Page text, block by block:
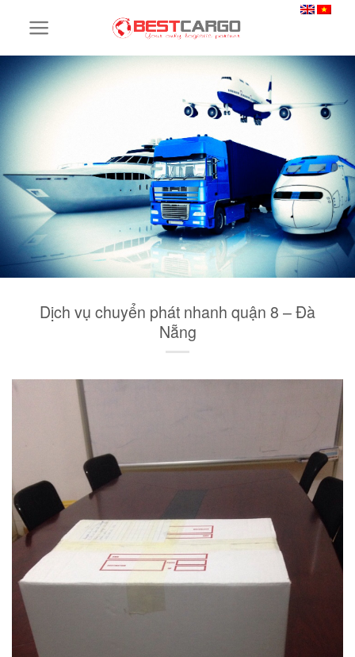
Dịch vụ chuyển phát nhanh quận 8 – Đà
Nẵng